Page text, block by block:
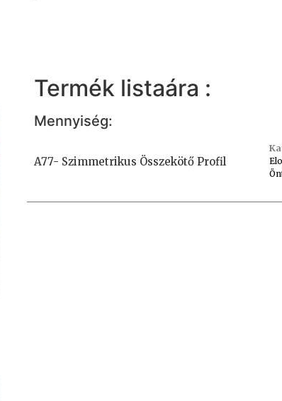
Termék listaára :
Mennyiség:
A77- Szimmetrikus Összekötő Profil